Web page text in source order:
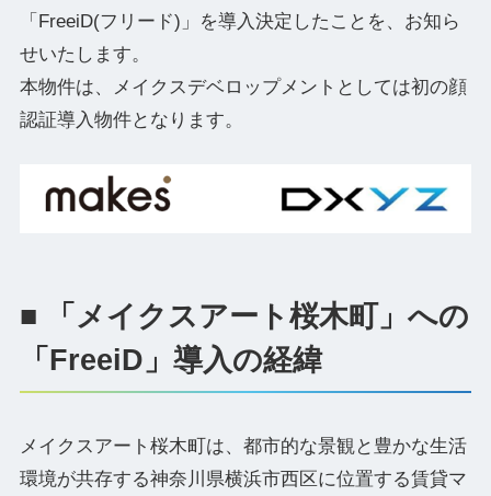
「FreeiD(フリード)」を導入決定したことを、お知ら
せいたします。
本物件は、メイクスデベロップメントとしては初の顔
認証導入物件となります。
■ 「メイクスアート桜木町」への
「FreeiD」導入の経緯
メイクスアート桜木町は、都市的な景観と豊かな生活
環境が共存する神奈川県横浜市西区に位置する賃貸マ